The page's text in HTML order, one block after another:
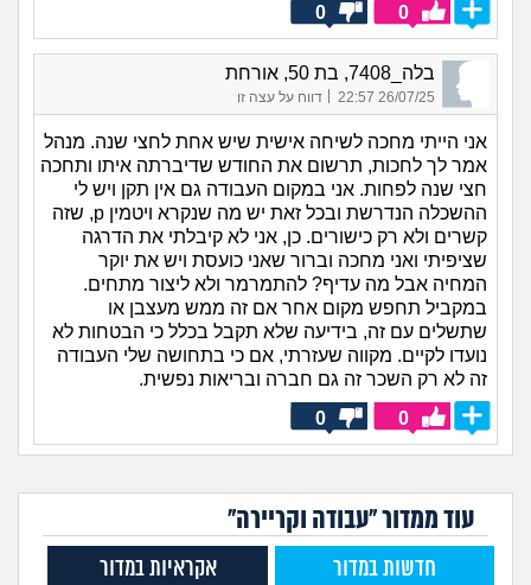
0
0
בלה_7408, בת 50, אורחת
26/07/25 22:57
| דווח על עצה זו
אני הייתי מחכה לשיחה אישית שיש אחת לחצי שנה. מנהל
אמר לך לחכות, תרשום את החודש שדיברתה איתו ותחכה
חצי שנה לפחות. אני במקום העבודה גם אין תקן ויש לי
ההשכלה הנדרשת ובכל זאת יש מה שנקרא ויטמין p, שזה
קשרים ולא רק כישורים. כן, אני לא קיבלתי את הדרגה
שציפיתי ואני מחכה וברור שאני כועסת ויש את יוקר
המחיה אבל מה עדיף? להתמרמר ולא ליצור מתחים.
במקביל תחפש מקום אחר אם זה ממש מעצבן או
שתשלים עם זה, בידיעה שלא תקבל בכלל כי הבטחות לא
נועדו לקיים. מקווה שעזרתי, אם כי בתחושה שלי העבודה
זה לא רק השכר זה גם חברה ובריאות נפשית.
0
0
עוד ממדור "עבודה וקריירה"
חדשות במדור אקראיות במדור